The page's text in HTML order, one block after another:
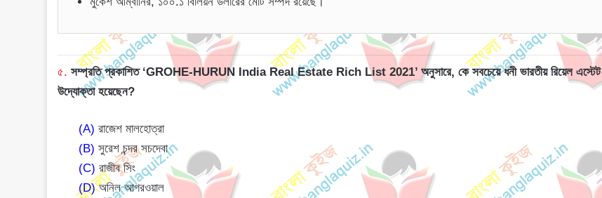
৫. সম্প্রতি প্রকাশিত ‘GROHE-HURUN India Real Estate Rich List 2021’ অনুসারে, কে সবচেয়ে ধনী ভারতীয় রিয়েল এস্টেট
উদ্যোক্তা হয়েছেন?
(A) রাজেশ মালহোত্রা
(B) সুরেশ চন্দর সচদেবা
(C) রাজীব সিং
(D)অনিল আগরওয়াল